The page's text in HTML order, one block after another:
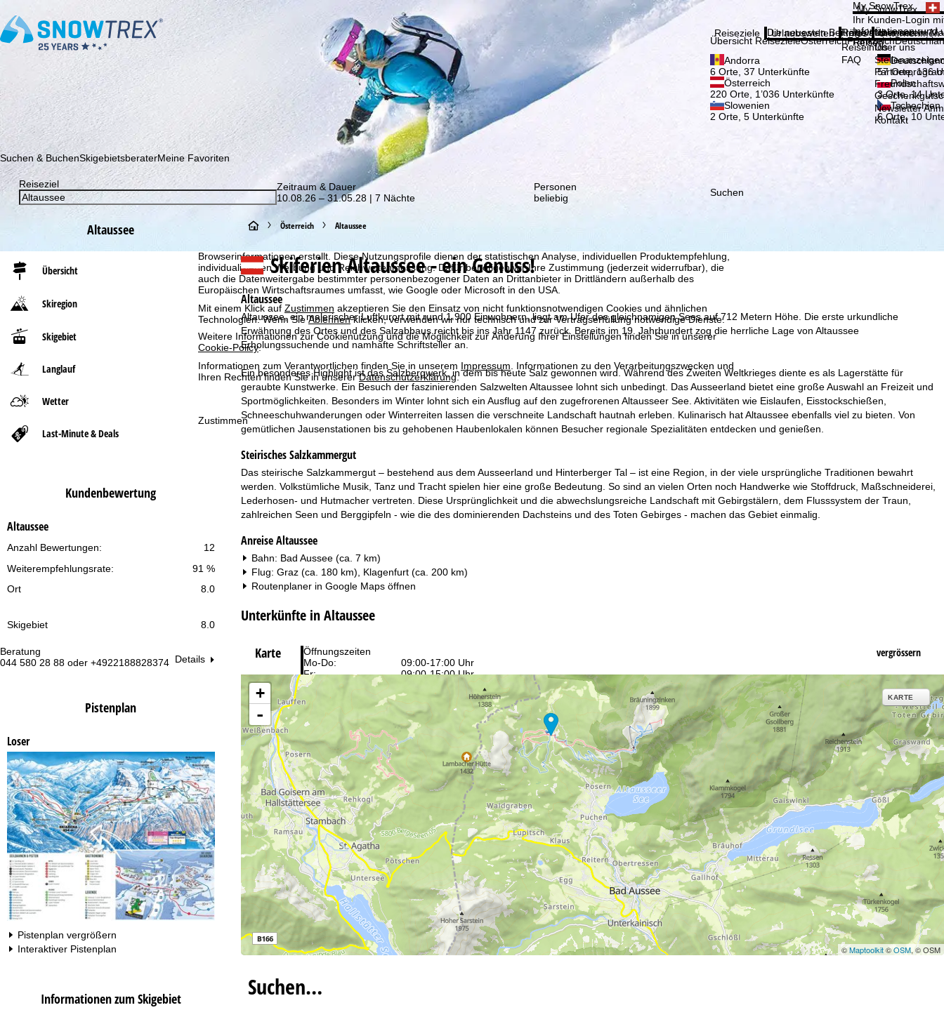
Für ein optimales Webangebot erheben wir mit Hilfe von Cookies Nutzungsinformationen, die wir, die TravelTrex GmbH,
Browserinformationen erstellt. Diese Nutzungsprofile dienen der statistischen Analyse, individuellen Produktempfehlung,
individualisierten Werbung und Reichweitenmessung. Dafür benötigen wir Ihre Zustimmung (jederzeit widerrufbar), die
auch die Datenweitergabe bestimmter personenbezogener Daten an Drittanbieter in Drittländern außerhalb des
Europäischen Wirtschaftsraumes umfasst, wie Google oder Microsoft in den USA.
Mit einem Klick auf Zustimmen akzeptieren Sie den Einsatz von nicht funktionsnotwendigen Cookies und ähnlichen
Technologien. Wenn SieAblehnenklicken, verwenden wir nur technisch und zur Vertragserfüllung notwendige Dienste.
Weitere Informationen zur Cookienutzung und die Möglichkeit zur Änderung Ihrer Einstellungen finden Sie in unserer
Cookie-Policy.
Informationen zum Verantwortlichen finden Sie in unserem Impressum. Informationen zu den Verarbeitungszwecken und
Ihren Rechten finden Sie in unsererDatenschutzerklärung.
Zustimmen
Beratung
044 580 28 88 oder +4922188828374
Öffnungszeiten
Mo-Do:
09:00-17:00 Uhr
Fr:
09:00-15:00 Uhr
Sa-So:
geschlossen
Zur Kontaktseite
Beratung
Abonnieren Sie unseren Newsletter und erfahren Sie als Erster von unseren Rabatt-Aktionen!
My SnowTrex
My SnowTrex
Ihr Kunden-Login
Informationen rund
Reisen.
Reiseziele
Übersicht ReisezieleÖsterreichFrankreich
Andorra
6 Orte, 37 Unterkünfte
57 Orte, 136
Österreich
220 Orte, 1’036 Unterkünfte
Polen
3 Orte, 14
Slowenien
2 Orte, 5 Unterkünfte
Tschechien
6 Orte, 10
Urlaubswelten
Die neuesten Beiträge aus unserem
Infos
Reiseinfos
Reiseinfos
FAQ
Unternehmen
Über uns
Über uns
Newsletter
Kontakt
Suchen & BuchenSkigebietsberaterMeine Favoriten
Reiseziel
Zeitraum & Dauer
10.08.26 – 31.05.28 | 7 Nächte
Personen
beliebig
Suchen
Altaussee
Übersicht
Skiregion
Skigebiet
Langlauf
Wetter
Last-Minute & Deals
Kundenbewertung
Altaussee
12
Anzahl Bewertungen:
91 %
Weiterempfehlungsrate:
Ort
8.0
Skigebiet 8.0
Details
Pistenplan
Loser
Pistenplan vergrößern
Interaktiver Pistenplan
Informationen zum Skigebiet
S
t
a
r
t
s
e
i
t
e
Österreich Altaussee
SkiferienAltaussee - ein Genuss!
Altaussee
Altaussee, ein malerischer Luftkurort mit rund 1.900 Einwohnern, liegt am Ufer des gleichnamigen Sees auf 712 Metern Höhe. Die erste urkundliche
Erwähnung des Ortes und des Salzabbaus reicht bis ins Jahr 1147 zurück. Bereits im 19. Jahrhundert zog die herrliche Lage von Altaussee
Erholungssuchende und namhafte Schriftsteller an.
Ein besonderes Highlight ist das Salzbergwerk, in dem bis heute Salz gewonnen wird. Während des Zweiten Weltkrieges diente es als Lagerstätte für
geraubte Kunstwerke. Ein Besuch der faszinierenden Salzwelten Altaussee lohnt sich unbedingt. Das Ausseerland bietet eine große Auswahl an Freizeit und
Sportmöglichkeiten. Besonders im Winter lohnt sich ein Ausflug auf den zugefrorenen Altausseer See. Aktivitäten wie Eislaufen, Eisstockschießen,
Schneeschuhwanderungen oder Winterreiten lassen die verschneite Landschaft hautnah erleben. Kulinarisch hat Altaussee ebenfalls viel zu bieten. Von
gemütlichen Jausenstationen bis zu gehobenen Haubenlokalen können Besucher regionale Spezialitäten entdecken und genießen.
Steirisches Salzkammergut
Das steirische Salzkammergut – bestehend aus dem Ausseerland und Hinterberger Tal – ist eine Region, in der viele ursprüngliche Traditionen bewahrt
werden. Volkstümliche Musik, Tanz und Tracht spielen hier eine große Bedeutung. So sind an vielen Orten noch Handwerke wie Stoffdruck, Maßschneiderei,
Lederhosen- und Hutmacher vertreten. Diese Ursprünglichkeit und die abwechslungsreiche Landschaft mit Gebirgstälern, dem Flusssystem der Traun,
zahlreichen Seen und Berggipfeln - wie die des dominierenden Dachsteins und des Toten Gebirges - machen das Gebiet einmalig.
Anreise Altaussee
Bahn: Bad Aussee (ca. 7 km)
Flug: Graz (ca. 180 km), Klagenfurt (ca. 200 km)
Routenplaner in Google Mapsöffnen
Unterkünfte in Altaussee
Karte vergrössern
+
-
KARTE
©Maptoolkit©OSM, © OSM
Suchen…